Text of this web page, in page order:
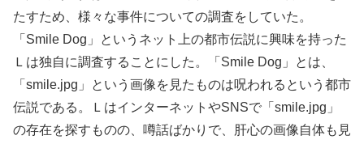
たすため、様々な事件についての調査をしていた。
「Smile Dog」というネット上の都市伝説に興味を持った
Ｌは独自に調査することにした。「Smile Dog」とは、
「smile.jpg」という画像を見たものは呪われるという都市
伝説である。ＬはインターネットやSNSで「smile.jpg」
の存在を探すものの、噂話ばかりで、肝心の画像自体も見